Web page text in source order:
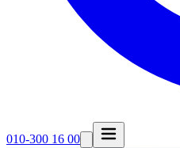
010-300 16 00